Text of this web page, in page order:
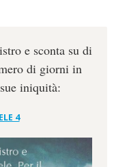
e sconta su di
di giorni in
iniquità:
4